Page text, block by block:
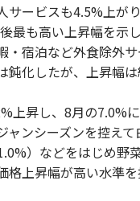
サービスも4.5%上が
最も高い上昇幅を示
・宿泊など外食除外
鈍化したが、上昇幅は
上昇し、8月の7.0%
ャンシーズンを控えて
）などをはじめ野
格上昇幅が高い水準を